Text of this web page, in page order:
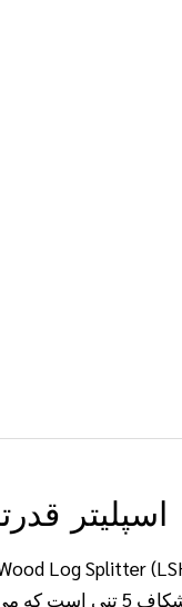
اسپلیتر
قدرتمند با نیروی